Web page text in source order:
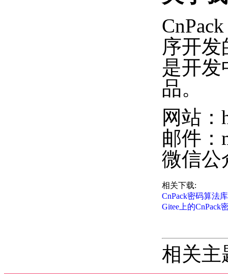
序开
是开发
品。
网站：
邮件：
微信公
相关下载:
CnPack密码算法
Gitee上的CnPack
相关主